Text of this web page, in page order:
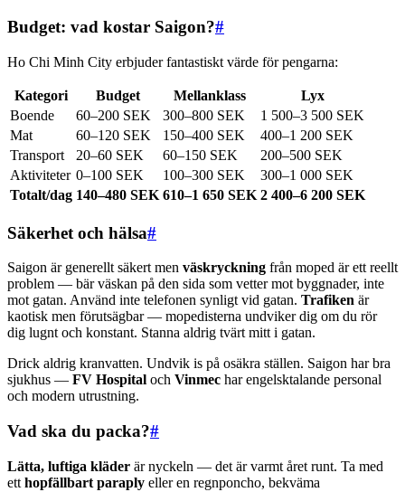
Budget: vad kostar Saigon?#
Ho Chi Minh City erbjuder fantastiskt värde för pengarna:
Kategori Budget Mellanklass
Lyx
Boende
60–200 SEK 300–800 SEK
1 500–3 500 SEK
Mat
60–120 SEK 150–400 SEK
400–1 200 SEK
Transport
20–60 SEK 60–150 SEK
200–500 SEK
Aktiviteter 0–100 SEK 100–300 SEK
300–1 000 SEK
Totalt/dag 140–480 SEK 610–1 650 SEK 2 400–6 200 SEK
Säkerhet och hälsa#
Saigon är generellt säkert men väskryckning från moped är ett reellt
problem — bär väskan på den sida som vetter mot byggnader, inte
mot gatan. Använd inte telefonen synligt vid gatan. Trafiken är
kaotisk men förutsägbar — mopedisterna undviker dig om du rör
dig lugnt och konstant. Stanna aldrig tvärt mitt i gatan.
Drick aldrig kranvatten. Undvik is på osäkra ställen. Saigon har bra
sjukhus — FV Hospital och Vinmec har engelsktalande personal
och modern utrustning.
Vad ska du packa?#
Lätta, luftiga kläder är nyckeln — det är varmt året runt. Ta med
ett hopfällbart paraply eller en regnponcho, bekväma